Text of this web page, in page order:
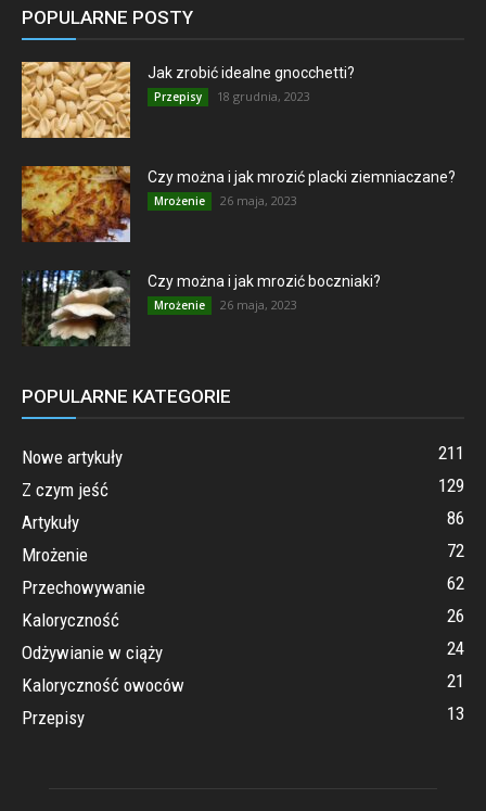
POPULARNE POSTY
Jak zrobić idealne gnocchetti?
Przepisy 18 grudnia, 2023
Czy można i jak mrozić placki ziemniaczane?
Mrożenie 26 maja, 2023
Czy można i jak mrozić boczniaki?
Mrożenie 26 maja, 2023
POPULARNE KATEGORIE
Nowe artykuły
211
Z czym jeść
129
Artykuły
86
Mrożenie
72
Przechowywanie
62
Kaloryczność
26
Odżywianie w ciąży
24
Kaloryczność owoców
21
Przepisy
13